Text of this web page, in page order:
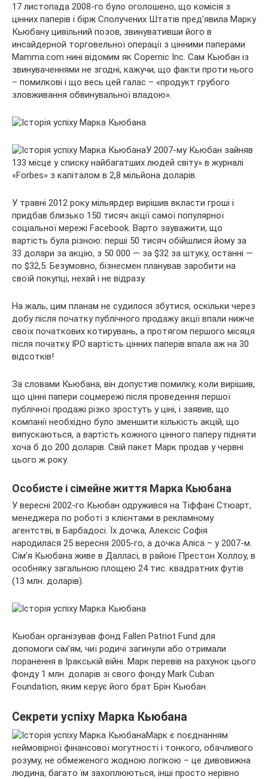
17 листопада 2008-го було оголошено, що комісія з
цінних паперів і бірж Сполучених Штатів пред’явила Марку
Кьюбану цивільний позов, звинувативши його в
инсайдерной торговельної операції з цінними паперами
Mamma.com нині відомим як Copernic Inc. Сам Кьюбан із
звинуваченнями не згодні, кажучи, що факти проти нього
– помилкові і що весь цей галас – «продукт грубого
зловживання обвинувальної владою».
У 2007-му Кьюбан зайняв
133 місце у списку найбагатших людей світу» в журналі
«Forbes» з капіталом в 2,8 мільйона доларів.
У травні 2012 року мільярдер вирішив вкласти гроші і
придбав близько 150 тисяч акції самої популярної
соціальної мережі Facebook. Варто зауважити, що
вартість була різною: перші 50 тисяч обійшлися йому за
33 долари за акцію, з 50 000 — за $32 за штуку, останні —
по $32,5. Безумовно, бізнесмен планував заробити на
своїй покупці, нехай і не відразу.
На жаль, цим планам не судилося збутися, оскільки через
добу після початку публічного продажу акції впали нижче
своїх початкових котирувань, а протягом першого місяця
після початку IPO вартість цінних паперів впала аж на 30
відсотків!
За словами Кьюбана, він допустив помилку, коли вирішив,
що цінні папери соцмережі після проведення першої
публічної продажі різко зростуть у ціні, і заявив, що
компанії необхідно було зменшити кількість акцій, що
випускаються, а вартість кожного цінного паперу підняти
хоча б до 200 доларів. Свій пакет Марк продав у червні
цього ж року.
Особисте і сімейне життя Марка Кьюбана
У вересні 2002-го Кьюбан одружився на Тіффані Стюарт,
менеджера по роботі з клієнтами в рекламному
агентстві, в Барбадосі. Їх дочка, Алексіс Софія
народилася 25 вересня 2005-го, а дочка Аліса – у 2007-м.
Сім’я Кьюбана живе в Далласі, в районі Престон Холлоу, в
особняку загальною площею 24 тис. квадратних футів
(13 млн. доларів).
Кьюбан організував фонд Fallen Patriot Fund для
допомоги сім’ям, чиї родичі загинули або отримали
поранення в Іракській війні. Марк перевів на рахунок цього
фонду 1 млн. доларів зі свого фонду Mark Cuban
Foundation, яким керує його брат Брін Кьюбан.
Секрети успіху Марка Кьюбана
Марк є поєднанням
неймовірної фінансової могутності і тонкого, обачливого
розуму, не обмеженого жодною логікою – це дивовижна
людина, багато їм захоплюються, інші просто нерівно